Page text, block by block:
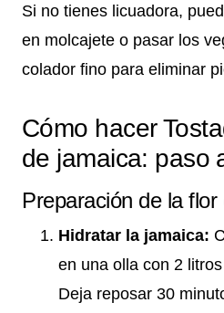
Si no tienes licuadora,
en molcajete o pasar los
colador fino para eliminar
Cómo hacer
de jamaica: paso
Preparación de la
Hidratar la jamaica:
en una olla con 2
Deja reposar 30